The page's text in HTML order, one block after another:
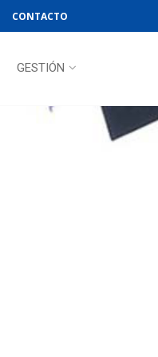
CONTACTO
GESTIÓN